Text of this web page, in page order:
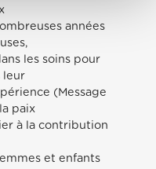
années
les soins pour
leur
(Message
paix
à la contribution
et enfants